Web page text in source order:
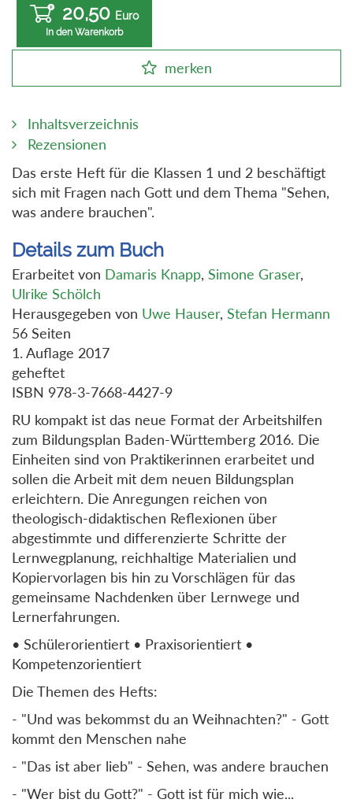
20,50 Euro
In den Warenkorb
merken
Inhaltsverzeichnis
Rezensionen
Das erste Heft für die Klassen 1 und 2 beschäftigt
sich mit Fragen nach Gott und dem Thema "Sehen,
was andere brauchen".
Details zum Buch
Erarbeitet von Damaris Knapp, Simone Graser,
Ulrike Schölch
Herausgegeben von Uwe Hauser, Stefan Hermann
56 Seiten
1. Auflage 2017
geheftet
ISBN 978-3-7668-4427-9
RU kompakt ist das neue Format der Arbeitshilfen
zum Bildungsplan Baden-Württemberg 2016. Die
Einheiten sind von Praktikerinnen erarbeitet und
sollen die Arbeit mit dem neuen Bildungsplan
erleichtern. Die Anregungen reichen von
theologisch-didaktischen Reflexionen über
abgestimmte und differenzierte Schritte der
Lernwegplanung, reichhaltige Materialien und
Kopiervorlagen bis hin zu Vorschlägen für das
gemeinsame Nachdenken über Lernwege und
Lernerfahrungen.
• Schülerorientiert • Praxisorientiert •
Kompetenzorientiert
Die Themen des Hefts:
- "Und was bekommst du an Weihnachten?" - Gott
kommt den Menschen nahe
- "Das ist aber lieb" - Sehen, was andere brauchen
- "Wer bist du Gott?" - Gott ist für mich wie...